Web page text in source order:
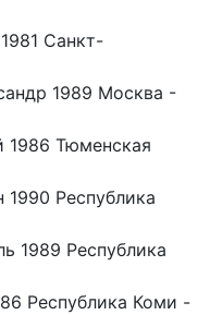
Санкт-
1989 Москва -
1986 Тюменская
1990 Республика
1989 Республика
Республика Коми -